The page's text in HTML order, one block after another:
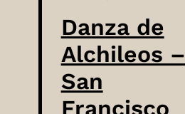
Danza de
Alchileos –
San
Francisco